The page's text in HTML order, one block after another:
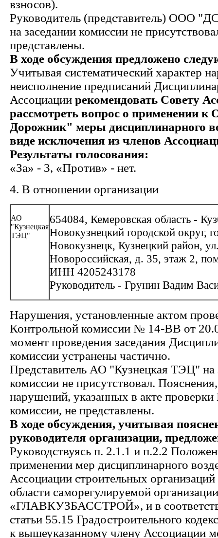
взносов).
Руководитель (представитель) ООО
на заседании комиссии не
представлены.
В ходе обсуждения предложено
Учитывая систематический характер
неисполнение предписаний
Ассоциации рекомендовать Совету
рассмотреть вопрос о применении
Дорожник" меры дисциплинарного
виде исключения из членов
Результаты голосования:
«За» - 3, «Против» - нет.
4. В отношении организации
АО
"Кузнецкая
ТЭЦ"
654084, Кемеровская область -
Новокузнецкий городской округ,
Новокузнецк, Кузнецкий район,
Новороссийская, д. 35, этаж 2,
ИНН 4205243178
Руководитель - Грунин Вадим
Нарушения, установленные актом
Контрольной комиссии № 14-ВВ от
момент проведения заседания
комиссии устранены частично.
Представитель АО "Кузнецкая ТЭЦ" на
комиссии не присутствовал.
нарушений, указанных в акте
комиссии, не представлены.
В ходе обсуждения, учитывая
руководителя организации,
Руководствуясь п. 2.1.1 и п.2.2
применении мер дисциплинарного
Ассоциации строительных
области саморегулируемой организации
«ГЛАВКУЗБАССТРОЙ», и в
статьи 55.15 Градостроительного
к вышеуказанному члену Ассоциации